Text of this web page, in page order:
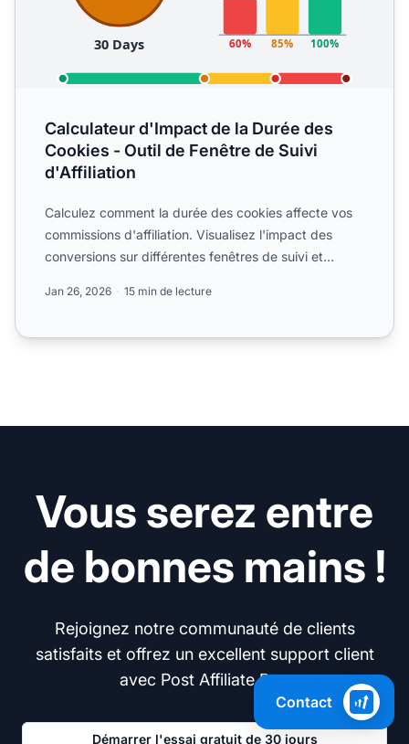
Calculateur d'Impact de la Durée des
Cookies - Outil de Fenêtre de Suivi
d'Affiliation
Calculez comment la durée des cookies affecte vos
commissions d'affiliation. Visualisez l'impact des
conversions sur différentes fenêtres de suivi et
Jan 26, 2026 15 min de lecture
Vous serez entre
de bonnes mains !
Rejoignez notre communauté de clients
satisfaits et offrez un excellent support client
avec Post Affiliate Pro.
Démarrer l'essai gratuit de 30 jours
Contact